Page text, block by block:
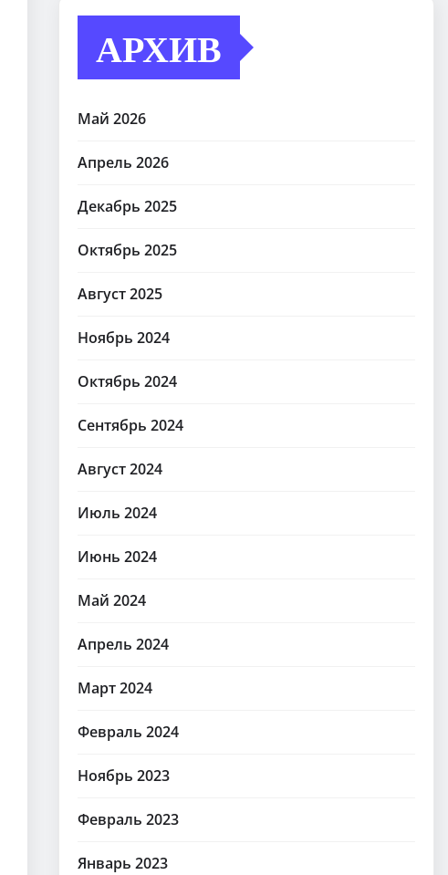
АРХИВ
Май 2026
Апрель 2026
Декабрь 2025
Октябрь 2025
Август 2025
Ноябрь 2024
Октябрь 2024
Сентябрь 2024
Август 2024
Июль 2024
Июнь 2024
Май 2024
Апрель 2024
Март 2024
Февраль 2024
Ноябрь 2023
Февраль 2023
Январь 2023